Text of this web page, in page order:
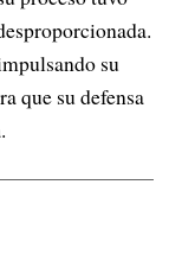
su
que su defensa